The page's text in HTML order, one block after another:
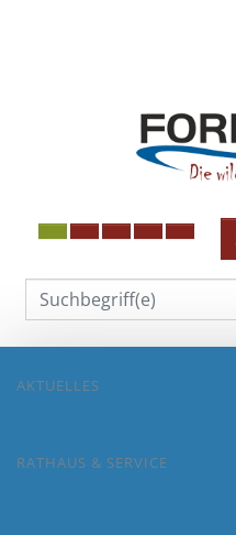
AKTUELLES
RATHAUS & SERVICE